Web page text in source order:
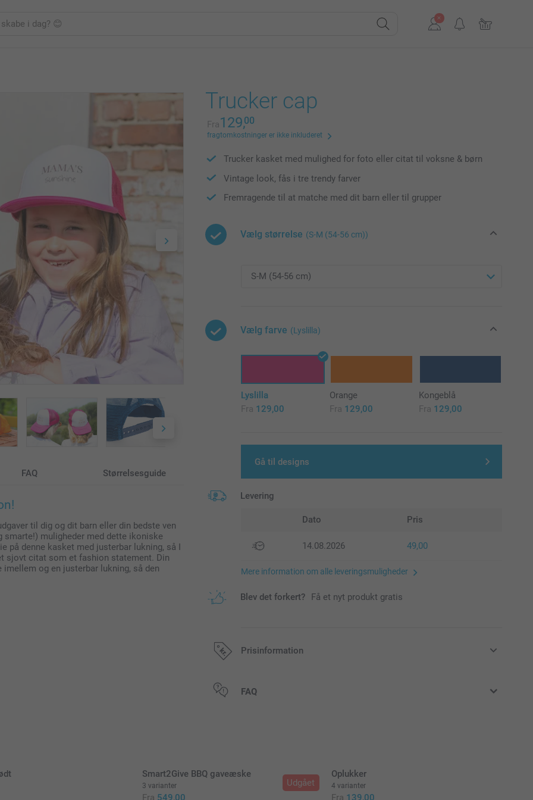
FAQ Størrelsesguide
til dig og dit barn eller din bedste ven
smarte!) muligheder med dette ikoniske
på denne kasket med justerbar lukning, så I
sjovt citat som et fashion statement. Din
og en justerbar lukning, så den
Trucker cap
Fra129,00
fragtomkostninger er ikke inkluderet
Trucker kasket med mulighed for foto eller citat til voksne & børn
Vintage look, fås i tre trendy farver
Fremragende til at matche med dit barn eller til grupper
Vælg størrelse (S-M (54-56 cm))
Vælg farve (Lyslilla)
Lyslilla
Fra 129,00
Orange
Fra 129,00
Kongeblå
Fra 129,00
Gå til designs
Levering
Dato Pris
14.08.2026 49,00
Mere information om alle leveringsmuligheder
Blev det forkert? Få et nyt produkt gratis
Prisinformation
Alle priser inklusive moms og uden forsendelsesomkostninger
FAQ
Udgået
Smart2Give BBQ gaveæske
3 varianter
Oplukker
4 varianter